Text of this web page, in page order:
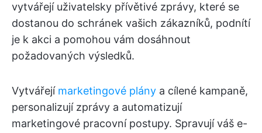
vytvářejí uživatelsky přívětivé zprávy, které se
dostanou do schránek vašich zákazníků, podnítí
je k akci a pomohou vám dosáhnout
požadovaných výsledků.
Vytvářejí marketingové plány a cílené kampaně,
personalizují zprávy a automatizují
marketingové pracovní postupy. Spravují váš e-